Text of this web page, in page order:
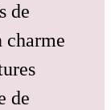
de
charme
de